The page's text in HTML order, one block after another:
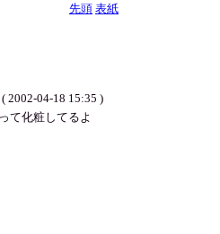
先頭 表紙
( 2002-04-18 15:35 )
て化粧してるよ